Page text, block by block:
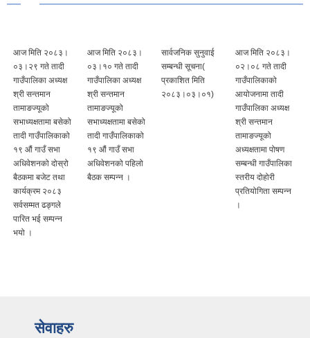
आज मिति २०८३।
०३।२९ गते तादी
गाउँपालिका अध्यक्ष
श्री सन्तमान
तामाङज्यूको
सभाध्यक्षतामा बसेको
तादी गाउँपालिकाको
१९ औं गाउँ सभा
अधिवेशनको दोस्रो
बैठकमा बजेट तथा
कार्यक्रम २०८३
सर्वसम्मत ढङ्गले
पारित भई सम्पन्न
भयो ।
आज मिति २०८३।
०३।१० गते तादी
गाउँपालिका अध्यक्ष
श्री सन्तमान
तामाङज्यूको
सभाध्यक्षतामा बसेको
तादी गाउँपालिकाको
१९ औं गाउँ सभा
अधिवेशनको पहिलो
बैठक सम्पन्न ।
सार्वजनिक सुनुवाई
सम्बन्धी सूचना(
प्रकाशित मिति
२०८३।०३।०१)
आज मिति २०८३।
०२।०८ गते तादी
गाउँपालिकाको
आयोजनामा तादी
गाउँपालिका अध्यक्ष
श्री सन्तमान
तामाङज्यूको
अध्यक्षतामा पोषण
सम्बन्धी गाउँपालिका
स्तरीय दोहोरी
प्रतियोगिता सम्पन्न
।
सेवाहरु